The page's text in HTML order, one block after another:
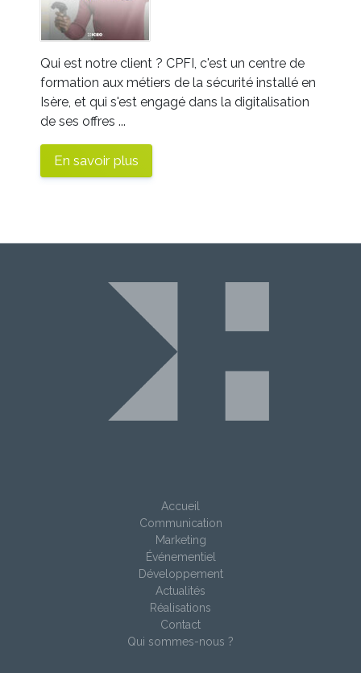
Qui est notre client ? CPFI, c'est un centre de
formation aux métiers de la sécurité installé en
Isère, et qui s'est engagé dans la digitalisation
de ses offres ...
En savoir plus
Accueil
Communication
Marketing
Événementiel
Développement
Actualités
Réalisations
Contact
Qui sommes-nous ?